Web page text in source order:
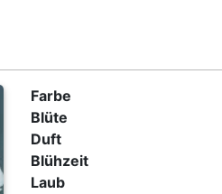
Farbe
Blüte
Duft
Blühzeit
Laub